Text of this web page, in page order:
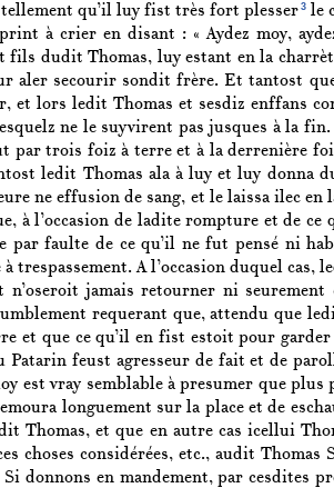
qu’il luy fist très fort plesser 3 le
à crier en disant : « Aydez moy,
fils dudit Thomas, luy estant en la
aler secourir sondit frère. Et tantost
et lors ledit Thomas et sesdiz enffans
ne le suyvirent pas jusques à la
par trois foiz à terre et à la derrenière
ledit Thomas ala à luy et luy donna
ne effusion de sang, et le laissa ilec
à l’occasion de ladite rompture et de ce
par faulte de ce qu’il ne fut pensé ni
à trespassement. A l’occasion duquel
n’oseroit jamais retourner ni
requerant que, attendu que
et que ce qu’il en fist estoit pour
Patarin feust agresseur de fait et de
est vray semblable à presumer que
longuement sur la place et de
Thomas, et que en autre cas icellui
choses considérées, etc., audit
Si donnons en mandement, par cesdites